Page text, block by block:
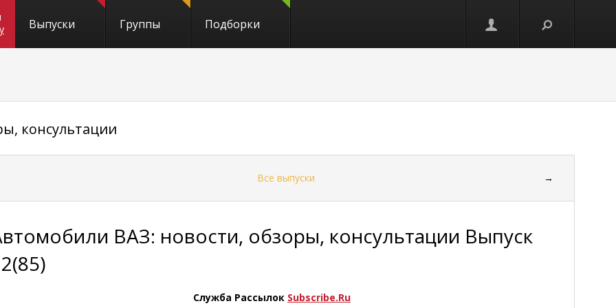
Выпуски Группы Подборки
консультации
Все выпуски →
ВАЗ: новости, обзоры, консультации Выпуск
Служба Рассылок Subscribe.Ru